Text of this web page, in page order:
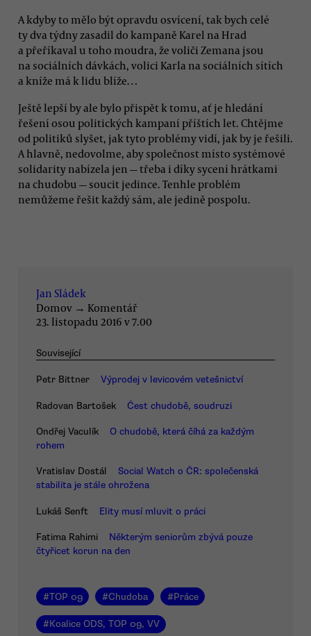
A kdyby to mělo být opravdu osvícení, tak bych celé
ty dva týdny zasadil do kampaně Karel na Hrad
a přeříkaval u toho moudra, že voliči Zemana jsou
na sociálních dávkách, volici Karla na sociálních sítích
a kníže má k lidu blíže…
Ještě lepší by ale bylo přispět k tomu, ať je hledání
řešení osou politických kampaní příštích let. Chtějme
od politiků slyšet, jak tyto problémy vidí, jak by je řešili.
A hlavně, nedovolme, aby společnost místo systémové
solidarity nabízela jen — třeba i díky sycení hrátkami
na chudobu — soucit jedince. Tenhle problém
nemůžeme řešit každý sám, ale jedině pospolu.
Jan Sládek
Domov → Komentář
23. listopadu 2016 v 7.00
Související
Petr Bittner Výprodej v levicovém vetešnictví
Radovan Bartošek Čest chudobě, soudruzi
Ondřej Vaculík
O chudobě, která číhá za každým
rohem
Vratislav Dostál
Social Watch o ČR: společenská
stabilita je stále ohrožena
Lukáš Senft Elity musí mluvit o práci
Fatima Rahimi
Některým seniorům zbývá pouze
čtyřicet korun na den
#TOP 09 #Chudoba #Práce
#Koalice ODS, TOP 09, VV